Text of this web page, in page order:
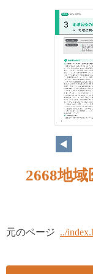
4
2668地
元のページ ../